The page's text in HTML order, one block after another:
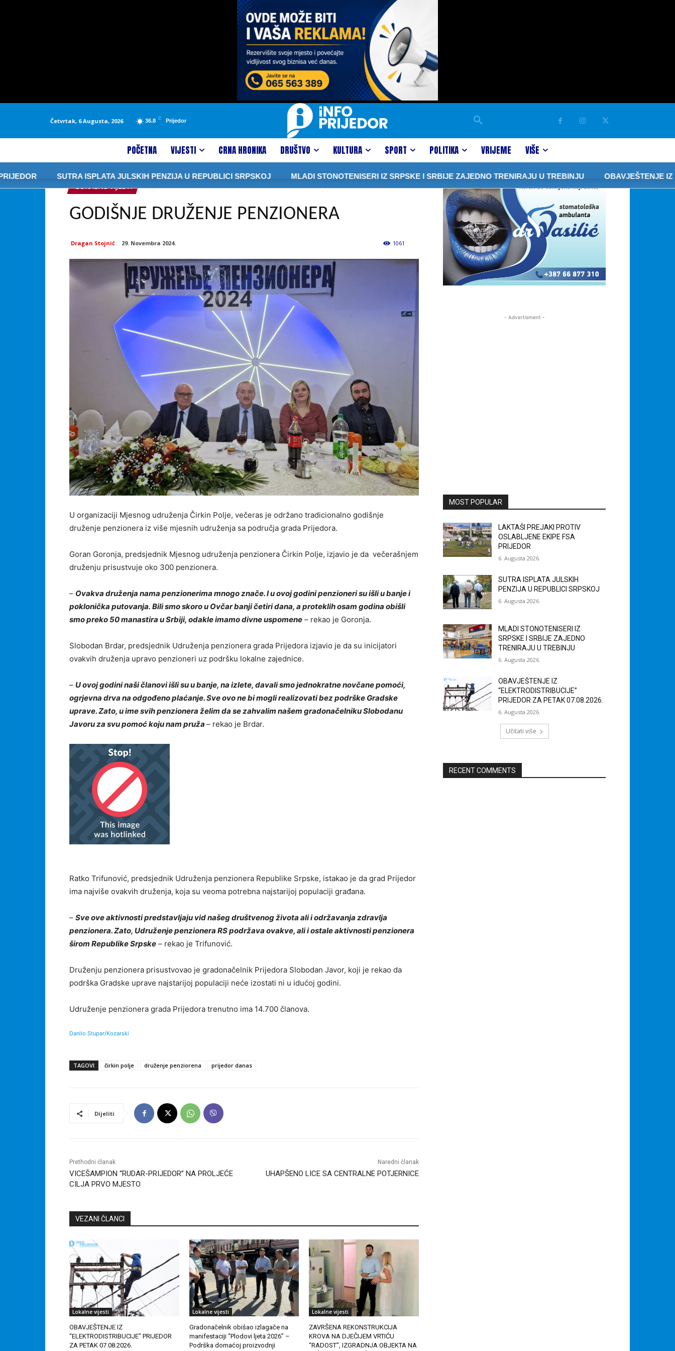
Četvrtak, 6 Augusta, 2026 36.8 C Prijedor
POČETNA VIJESTI CRNA HRONIKA DRUŠTVO KULTURA SPORT POLITIKA VRIJEME VIŠE
SUTRA ISPLATA JULSKIH PENZIJA U REPUBLICI SRPSKOJ MLADI STONOTENISERI IZ SRPSKE I SRBIJE ZAJEDNO TRENIRAJU U TREBINJU OBAVJEŠTENJE IZ
LOKALNE VIJESTI
GODIŠNJE DRUŽENJE PENZIONERA
Dragan Stojnić 29. Novembra 2024. 1061
U organizaciji Mjesnog udruženja Čirkin Polje, večeras je održano tradicionalno godišnje
druženje penzionera iz više mjesnih udruženja sa područja grada Prijedora.
Goran Goronja, predsjednik Mjesnog udruženja penzionera Čirkin Polje, izjavio je da večerašnjem
druženju prisustvuje oko 300 penzionera.
– Ovakva druženja nama penzionerima mnogo znače. I u ovoj godini penzioneri su išli u banje i
poklonička putovanja. Bili smo skoro u Ovčar banji četiri dana, a proteklih osam godina obišli
smo preko 50 manastira u Srbiji, odakle imamo divne uspomene – rekao je Goronja.
Slobodan Brdar, predsjednik Udruženja penzionera grada Prijedora izjavio je da su inicijatori
ovakvih druženja upravo penzioneri uz podršku lokalne zajednice.
– U ovoj godini naši članovi išli su u banje, na izlete, davali smo jednokratne novčane pomoći,
ogrjevna drva na odgođeno plaćanje. Sve ovo ne bi mogli realizovati bez podrške Gradske
uprave. Zato, u ime svih penzionera želim da se zahvalim našem gradonačelniku Slobodanu
Javoru za svu pomoć koju nam pruža – rekao je Brdar.
Ratko Trifunović, predsjednik Udruženja penzionera Republike Srpske, istakao je da grad Prijedor
ima najviše ovakvih druženja, koja su veoma potrebna najstarijoj populaciji građana.
– Sve ove aktivnosti predstavljaju vid našeg društvenog života ali i održavanja zdravlja
penzionera. Zato, Udruženje penzionera RS podržava ovakve, ali i ostale aktivnosti penzionera
širom Republike Srpske – rekao je Trifunović.
Druženju penzionera prisustvovao je gradonačelnik Prijedora Slobodan Javor, koji je rekao da
podrška Gradske uprave najstarijoj populaciji neće izostati ni u idućoj godini.
Udruženje penzionera grada Prijedora trenutno ima 14.700 članova.
Danilo Stupar/Kozarski
TAGOVI čirkin polje druženje penziorena prijedor danas
Dijeliti
Prethodni članak
VICEŠAMPION “RUDAR-PRIJEDOR” NA PROLJEĆE
CILJA PRVO MJESTO
Naredni članak
UHAPŠENO LICE SA CENTRALNE POTJERNICE
VEZANI ČLANCI
Lokalne vijesti
OBAVJEŠTENJE IZ
“ELEKTRODISTRIBUCIJE” PRIJEDOR
ZA PETAK 07.08.2026.
Lokalne vijesti
Gradonačelnik obišao izlagače na
manifestaciji “Plodovi ljeta 2026” –
Podrška domaćoj proizvodnji
Lokalne vijesti
ZAVRŠENA REKONSTRUKCIJA
KROVA NA DJEČIJEM VRTIĆU
“RADOST”, IZGRADNJA OBJEKTA NA
- Advertisment -
MOST POPULAR
LAKTAŠI PREJAKI PROTIV
OSLABLJENE EKIPE FSA
PRIJEDOR
6. Augusta 2026.
SUTRA ISPLATA JULSKIH
PENZIJA U REPUBLICI SRPSKOJ
6. Augusta 2026.
MLADI STONOTENISERI IZ
SRPSKE I SRBIJE ZAJEDNO
TRENIRAJU U TREBINJU
6. Augusta 2026.
OBAVJEŠTENJE IZ
“ELEKTRODISTRIBUCIJE”
PRIJEDOR ZA PETAK 07.08.2026.
6. Augusta 2026.
Učitati više
RECENT COMMENTS